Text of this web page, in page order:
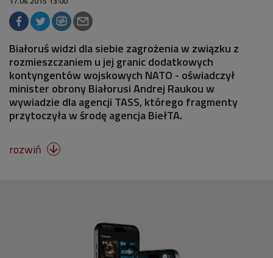
Białoruś widzi dla siebie zagrożenia w związku z
rozmieszczaniem u jej granic dodatkowych
kontyngentów wojskowych NATO - oświadczył
minister obrony Białorusi Andrej Raukou w
wywiadzie dla agencji TASS, którego fragmenty
przytoczyła w środę agencja BiełTA.
rozwiń 